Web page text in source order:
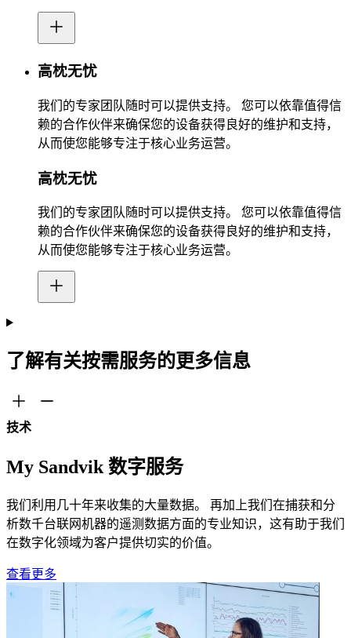
高枕无忧
我们的专家团队随时可以提供支持。 您可以依靠值得信
赖的合作伙伴来确保您的设备获得良好的维护和支持，
从而使您能够专注于核心业务运营。
高枕无忧
我们的专家团队随时可以提供支持。 您可以依靠值得信
赖的合作伙伴来确保您的设备获得良好的维护和支持，
从而使您能够专注于核心业务运营。
了解有关按需服务的更多信息
技术
My Sandvik 数字服务
我们利用几十年来收集的大量数据。 再加上我们在捕获和分
析数千台联网机器的遥测数据方面的专业知识，这有助于我们
在数字化领域为客户提供切实的价值。
查看更多